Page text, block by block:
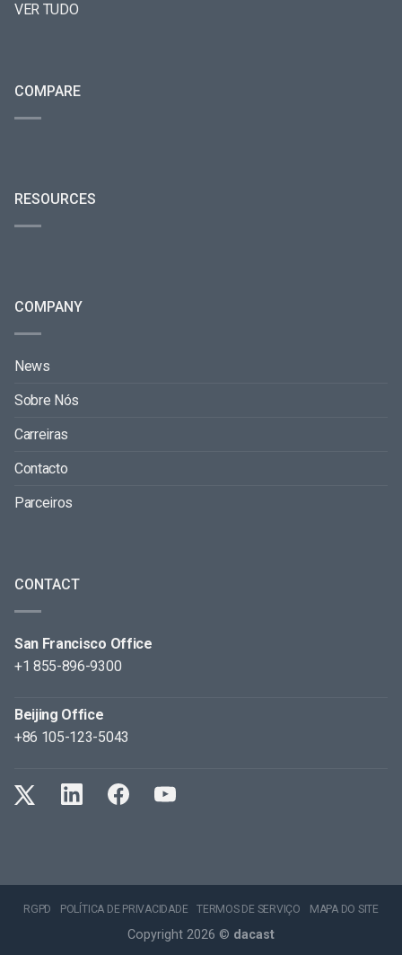
VER TUDO
COMPARE
RESOURCES
COMPANY
News
Sobre Nós
Carreiras
Contacto
Parceiros
CONTACT
San Francisco Office
+1 855-896-9300
Beijing Office
+86 105-123-5043
RGPD POLÍTICA DE PRIVACIDADE TERMOS DE SERVIÇO MAPA DO SITE
Copyright 2026 © dacast